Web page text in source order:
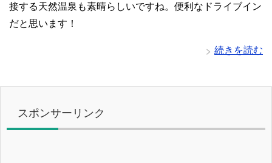
接する天然温泉も素晴らしいですね。便利なドライブイン
だと思います！
続きを読む
スポンサーリンク